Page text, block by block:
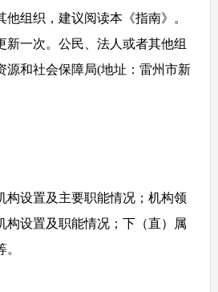
组织，建议阅读本《指南》。
一次。公民、法人或者其他组
源和社会保障局(地址：雷州市新
设置及主要职能情况；机构领
构设置及职能情况；下（直）属